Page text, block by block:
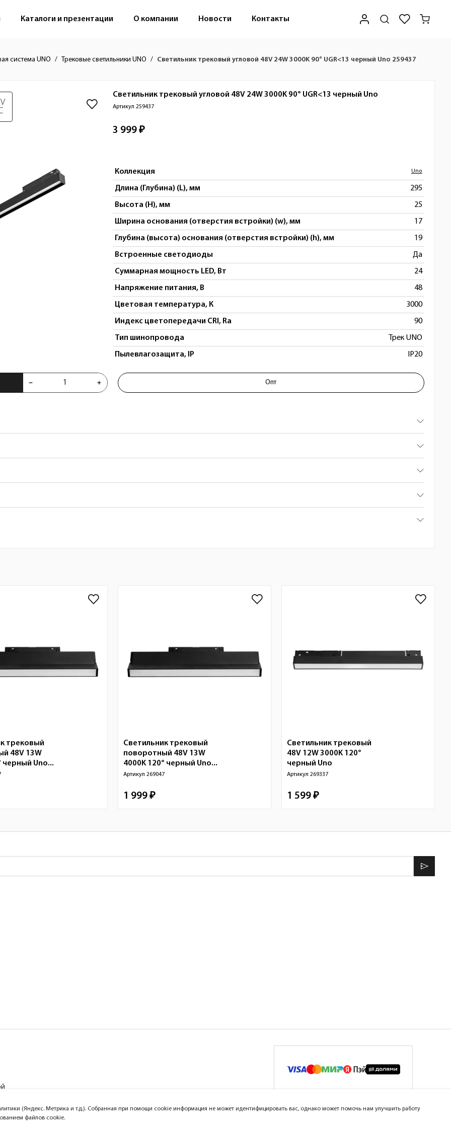
Каталоги и презентации О компании Новости Контакты
система UNO Трековые светильники UNO Светильник трековый угловой 48V 24W 3000K 90° UGR<13 черный Uno 259437
Светильник трековый угловой 48V 24W 3000K 90° UGR<13 черный Uno
Артикул 259437
3 999 ₽
Коллекция Uno
Длина (Глубина) (L), мм 295
Высота (H), мм 25
Ширина основания (отверстия встройки) (w), мм 17
Глубина (высота) основания (отверстия встройки) (h), мм 19
Встроенные светодиоды Да
Суммарная мощность LED, Вт 24
Напряжение питания, В 48
Цветовая температура, К 3000
Индекс цветопередачи CRI, Ra 90
Тип шинопровода Трек UNO
Пылевлагозащита, IP IP20
48V 24W 3000K 90° UGR<13 черный Uno 259437
Опт
трековый
48V 13W
черный Uno...
Светильник трековый
поворотный 48V 13W
4000K 120° черный Uno...
Артикул 269047
1 999 ₽
Светильник трековый
48V 12W 3000K 120°
черный Uno
Артикул 269337
1 599 ₽
send
(Яндекс. Метрика и т.д.). Собранная при помощи cookie информация не может идентифицировать вас, однако может помочь нам улучшить работу
файлов cookie.